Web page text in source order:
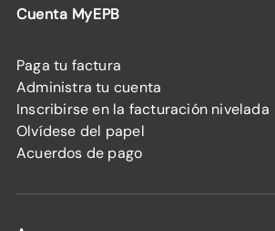
Cuenta MyEPB
Paga tu factura
Administra tu cuenta
Inscribirse en la facturación nivelada
Olvídese del papel
Acuerdos de pago